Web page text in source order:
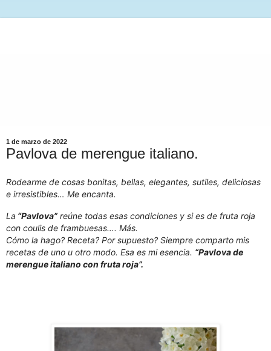
1 de marzo de 2022
Pavlova de merengue italiano.
Rodearme de cosas bonitas, bellas, elegantes, sutiles, deliciosas
e irresistibles… Me encanta.
La “Pavlova” reúne todas esas condiciones y si es de fruta roja
con coulis de frambuesas…. Más.
Cómo la hago? Receta? Por supuesto? Siempre comparto mis
recetas de uno u otro modo. Esa es mi esencia. “Pavlova de
merengue italiano con fruta roja”.